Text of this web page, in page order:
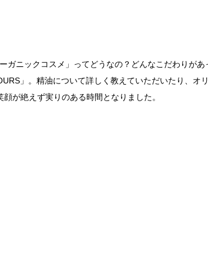
ニックコスメ」ってどうなの？どんなこだわりが
」。精油について詳しく教えていただいたり、オ
が絶えず実りのある時間となりました。